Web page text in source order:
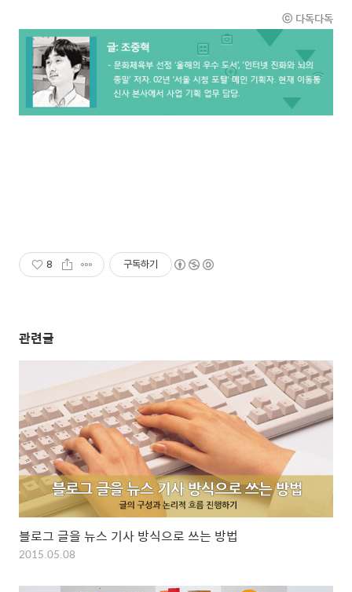
ⓒ 다독다독
8 구독하기
관련글
블로그 글을 뉴스 기사 방식으로 쓰는 방법
2015.05.08